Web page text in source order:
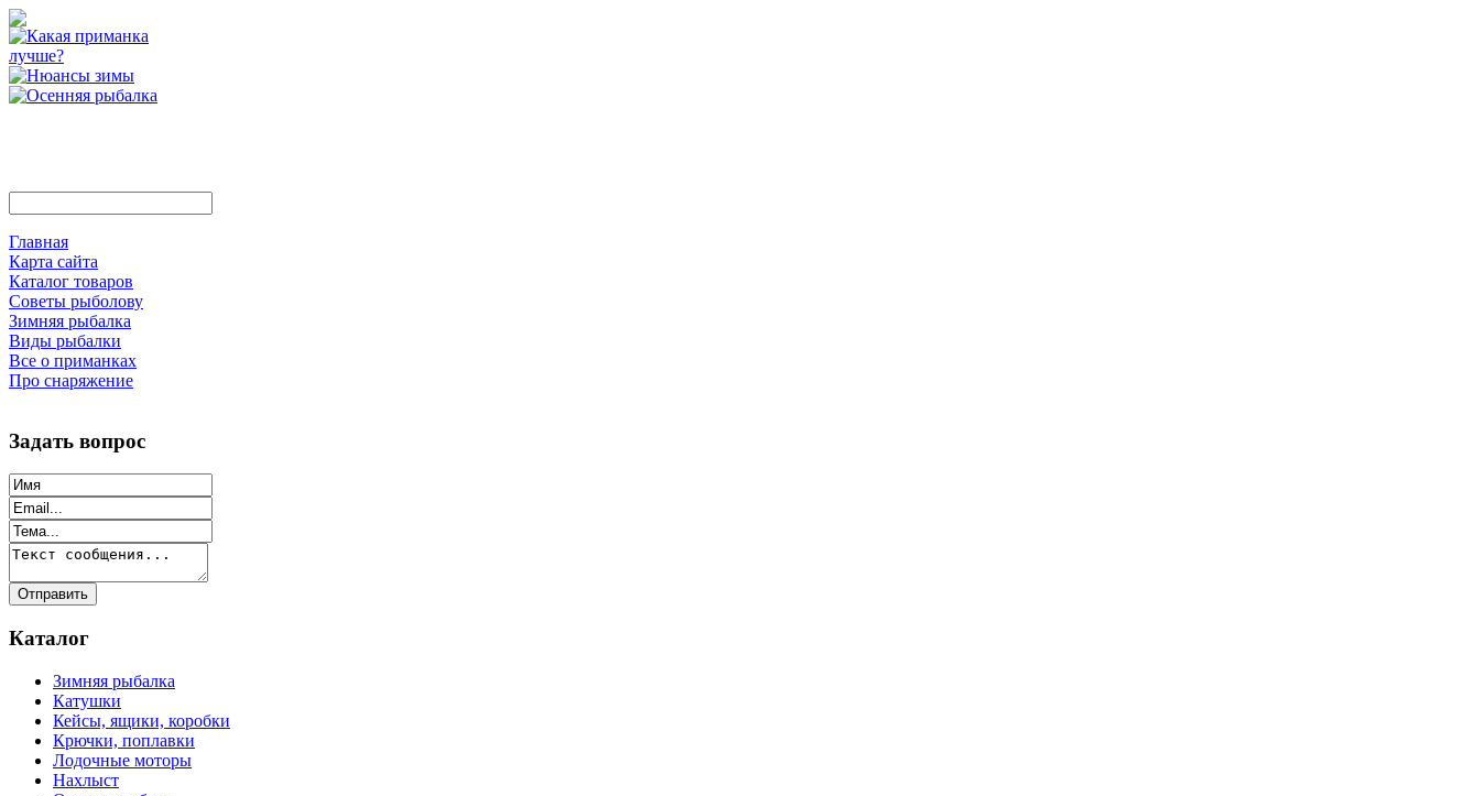
Главная
Карта сайта
Каталог товаров
Советы рыболову
Зимняя рыбалка
Виды рыбалки
Все о приманках
Про снаряжение
Задать вопрос
Каталог
Зимняя рыбалка
Катушки
Кейсы, ящики, коробки
Крючки, поплавки
Лодочные моторы
Нахлыст